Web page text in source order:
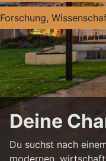
Forschung,
Deine
Du suchst nach